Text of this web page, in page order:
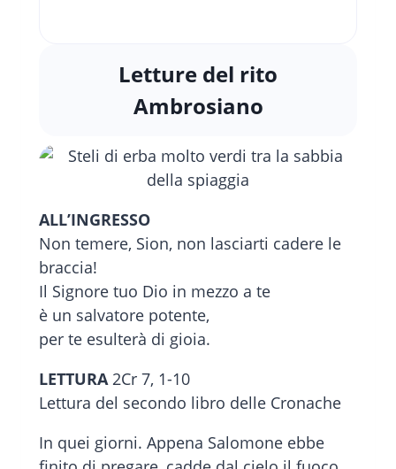
Letture del rito
Ambrosiano
ALL’INGRESSO
Non temere, Sion, non lasciarti cadere le
braccia!
Il Signore tuo Dio in mezzo a te
è un salvatore potente,
per te esulterà di gioia.
LETTURA2Cr 7, 1-10
Lettura del secondo libro delle Cronache
In quei giorni. Appena Salomone ebbe